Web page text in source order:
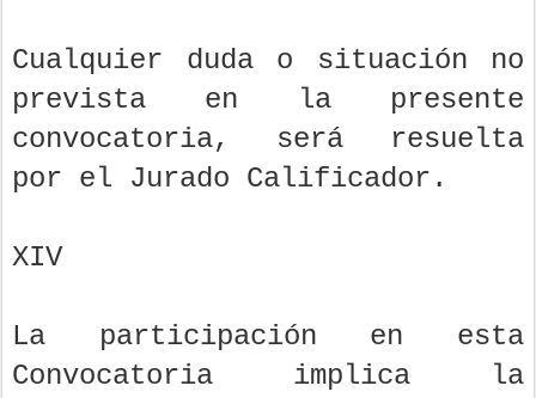
Cualquier duda o situación no
prevista en la presente
convocatoria, será resuelta
por el Jurado Calificador.
XIV
La participación en esta
Convocatoria implica la